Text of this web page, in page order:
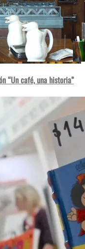
“Un café, una historia”